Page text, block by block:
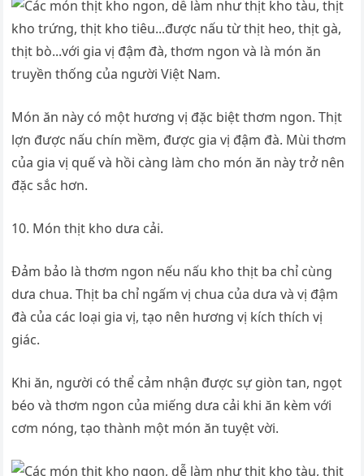
Món ăn này có một hương vị đặc biệt thơm ngon. Thịt
lợn được nấu chín mềm, được gia vị đậm đà. Mùi thơm
của gia vị quế và hồi càng làm cho món ăn này trở nên
đặc sắc hơn.
10. Món thịt kho dưa cải.
Đảm bảo là thơm ngon nếu nấu kho thịt ba chỉ cùng
dưa chua. Thịt ba chỉ ngấm vị chua của dưa và vị đậm
đà của các loại gia vị, tạo nên hương vị kích thích vị
giác.
Khi ăn, người có thể cảm nhận được sự giòn tan, ngọt
béo và thơm ngon của miếng dưa cải khi ăn kèm với
cơm nóng, tạo thành một món ăn tuyệt vời.